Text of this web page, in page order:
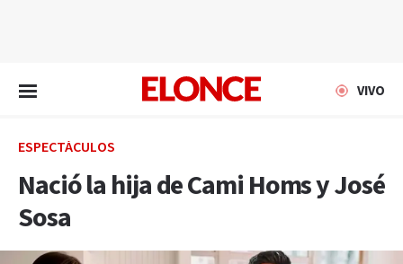
VIVO
ESPECTÁCULOS
Nació la hija de Cami Homs y José
Sosa